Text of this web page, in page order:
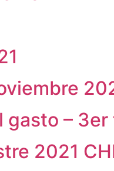
–
2021